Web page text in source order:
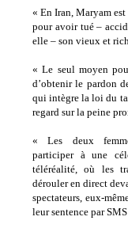
« En Iran, Maryam
pour avoir tué –
elle – son vieux et
« Le seul moyen
d’obtenir le pardon
qui intègre la loi du
regard sur la peine
« Les deux
participer à une
téléréalité, où les
dérouler en direct
spectateurs, eux-
leur sentence par